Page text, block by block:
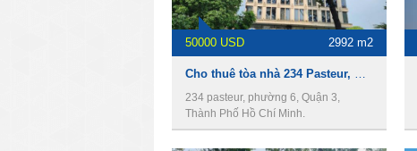
50000 USD 2992 m2
234 pasteur, phường 6, Quận 3,
Thành Phố Hồ Chí Minh.